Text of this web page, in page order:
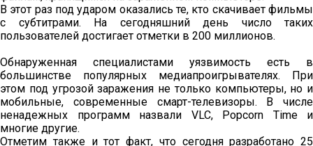
В этот раз под ударом оказались те, кто скачивает фильмы
с субтитрами. На сегодняшний день число таких
пользователей достигает отметки в 200 миллионов.
Обнаруженная специалистами уязвимость есть в
большинстве популярных медиапроигрывателях. При
этом под угрозой заражения не только компьютеры, но и
мобильные, современные смарт-телевизоры. В числе
ненадежных программ назвали VLC, Popcorn Time и
многие другие.
Отметим также и тот факт, что сегодня разработано 25